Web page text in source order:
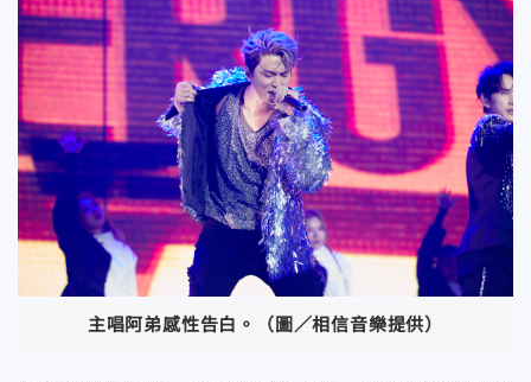
主唱阿弟感性告白。（圖／相信音樂提供）